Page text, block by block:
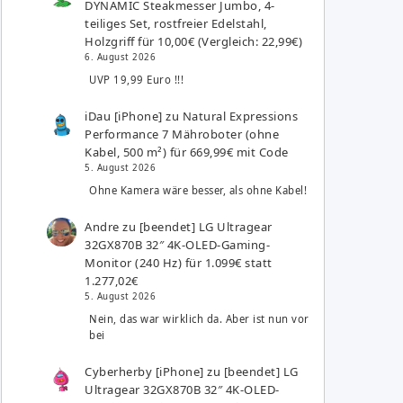
DYNAMIC Steakmesser Jumbo, 4-
teiliges Set, rostfreier Edelstahl,
Holzgriff für 10,00€ (Vergleich: 22,99€)
6. August 2026
UVP 19,99 Euro !!!
iDau [iPhone] zu Natural Expressions
Performance 7 Mähroboter (ohne
Kabel, 500 m²) für 669,99€ mit Code
5. August 2026
Ohne Kamera wäre besser, als ohne Kabel!
Andre zu [beendet] LG Ultragear
32GX870B 32″ 4K-OLED-Gaming-
Monitor (240 Hz) für 1.099€ statt
1.277,02€
5. August 2026
Nein, das war wirklich da. Aber ist nun vor
bei
Cyberherby [iPhone] zu [beendet] LG
Ultragear 32GX870B 32″ 4K-OLED-